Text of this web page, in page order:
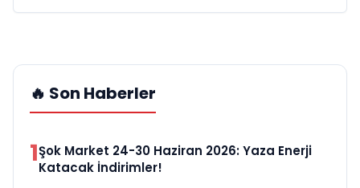
🔥 Son Haberler
1Şok Market 24-30 Haziran 2026: Yaza Enerji
Katacak İndirimler!